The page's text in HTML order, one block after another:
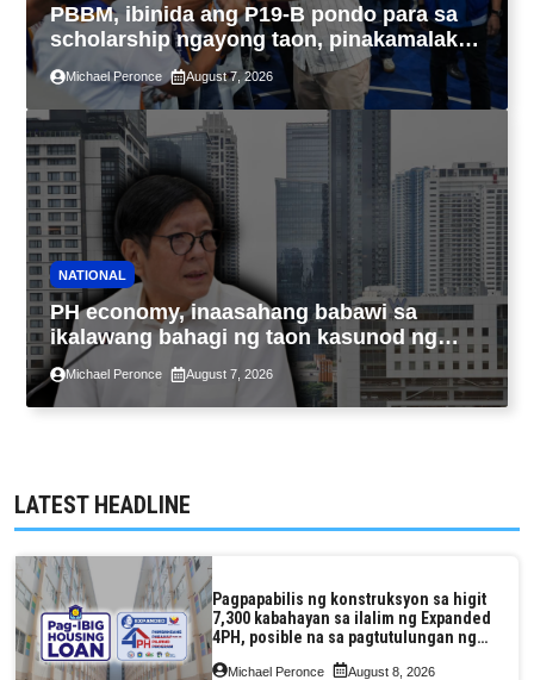
PBBM, ibinida ang P19-B pondo para sa
scholarship ngayong taon, pinakamalaki
sa kasaysayan ng TESDA
Michael Peronce August 7, 2026
NATIONAL
PH economy, inaasahang babawi sa
ikalawang bahagi ng taon kasunod ng
2.3% GDP dulot ng Middle East war,
pagkaantala ng public construction
Michael Peronce August 7, 2026
LATEST HEADLINE
Pagpapabilis ng konstruksyon sa higit
7,300 kabahayan sa ilalim ng Expanded
4PH, posible na sa pagtutulungan ng
Pag-IBIG at P.A. Alvarez
Michael Peronce August 8, 2026